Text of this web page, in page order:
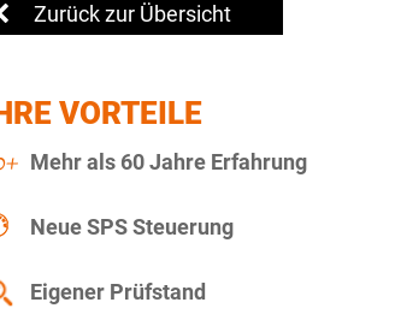
Zurück zur Übersicht
VORTEILE
Mehr als 60 Jahre Erfahrung
Neue SPS Steuerung
Eigener Prüfstand